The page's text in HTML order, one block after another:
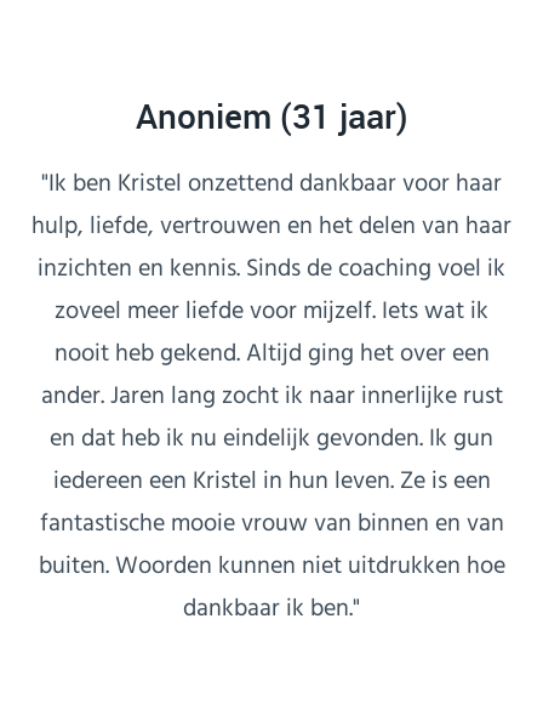
Anoniem (31 jaar)
"Ik ben Kristel onzettend dankbaar voor haar
hulp, liefde, vertrouwen en het delen van haar
inzichten en kennis. Sinds de coaching voel ik
zoveel meer liefde voor mijzelf. Iets wat ik
nooit heb gekend. Altijd ging het over een
ander. Jaren lang zocht ik naar innerlijke rust
en dat heb ik nu eindelijk gevonden. Ik gun
iedereen een Kristel in hun leven. Ze is een
fantastische mooie vrouw van binnen en van
buiten. Woorden kunnen niet uitdrukken hoe
dankbaar ik ben."